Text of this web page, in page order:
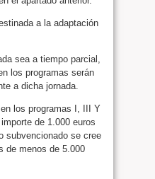
a la adaptación
sea a tiempo parcial,
los programas serán
a dicha jornada.
los programas I, III Y
de 1.000 euros
subvencionado se cree
de menos de 5.000